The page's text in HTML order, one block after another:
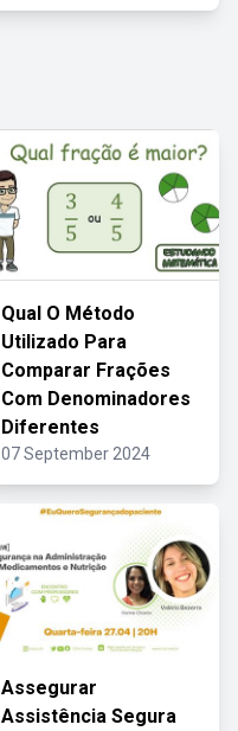
Qual O Método
Utilizado Para
Comparar Frações
Com Denominadores
Diferentes
07 September 2024
Assegurar
Assistência Segura